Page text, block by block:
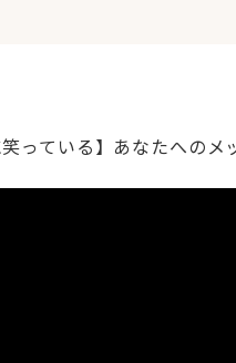
っている】あなたへのメ